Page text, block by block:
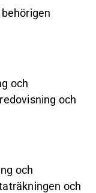
och
och
och
och